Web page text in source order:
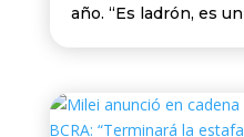
año. “Es ladrón, es